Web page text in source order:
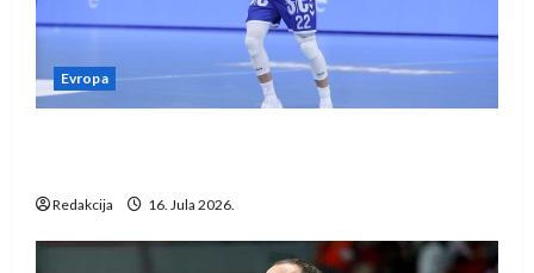
Evropa
Redakcija 16. Jula 2026.